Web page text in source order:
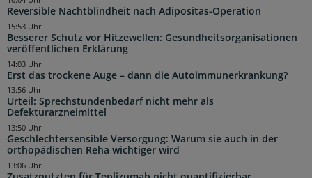
Reversible Nachtblindheit nach Adipositas-Operation
Besserer Schutz vor Hitzewellen: Gesundheitsorganisationen
veröffentlichen Erklärung
15:53 Uhr
Erst das trockene Auge – dann die Autoimmunerkrankung?
14:03 Uhr
Urteil: Sprechstundenbedarf nicht mehr als
Defekturarzneimittel
13:56 Uhr
Geschlechtersensible Versorgung: Warum sie auch in der
orthopädischen Reha wichtiger wird
13:50 Uhr
13:06 Uhr